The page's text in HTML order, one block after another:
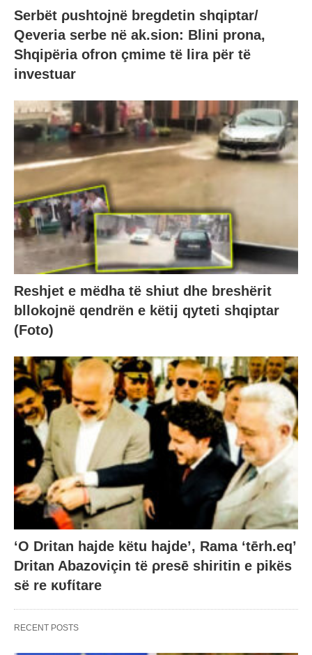
Serbët ρushtojnë bregdetin shqiptar/
Qeveria serbe në ak.sion: Blini prona,
Shqipëria ofron çmime të lira për të
investuar
Reshjet e mëdha të shiut dhe breshërit
bllokojnë qendrën e këtij qyteti shqiptar
(Foto)
‘O Dritan hajde këtu hajde’, Rama ‘tērh.eq’
Dritan Abazoviçin të ρresē shiritin e pikës
së re κυfίtare
RECENT POSTS